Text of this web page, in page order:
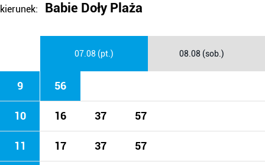
kierunek: Babie Doły Plaża
07.08 (pt.) 08.08 (sob.)
9 56
10 16 37 57
11 17 37 57